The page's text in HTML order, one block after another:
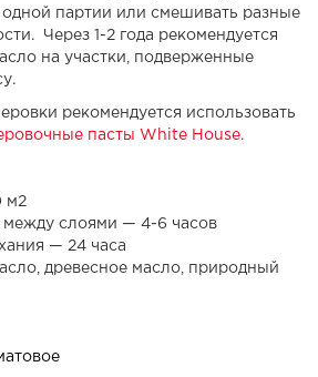
одной партии или смешивать разные
Через 1-2 года рекомендуется
на участки, подверженные
рекомендуется использовать
пасты White House.
м2
между слоями — 4-6 часов
— 24 часа
древесное масло, природный